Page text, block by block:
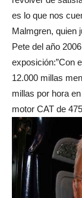
es lo que nos
Malmgren, quien
Pete del año
exposición:”Con
12.000 millas
millas por hora
motor CAT de